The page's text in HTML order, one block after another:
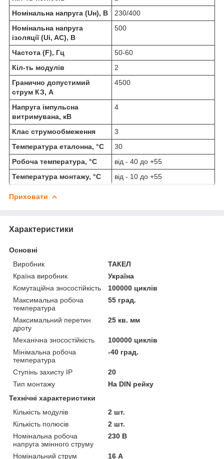
Номінальна напруга (Uн), В
230/400
Номінальна напруга
ізоляції (Ui, AC), В
500
Частота (F), Гц
50-60
Кіл-ть модулів
2
Гранично допустимий
струм КЗ, А
4500
Напруга імпульсна
витримувана, кВ
4
Клас струмообмеження
3
Температура еталонна, °C
30
Робоча температура, °C
від - 40 до +55
Температура монтажу, °C
від - 10 до +55
Приховати
Характеристики
Основні
Виробник
ТАКЕЛ
Країна виробник
Україна
Комутаційна зносостійкість
100000 циклів
Максимальна робоча
температура
55 град.
Максимальний перетин
дроту
25 кв. мм
Механічна зносостійкість
100000 циклів
Мінімальна робоча
температура
-40 град.
Ступінь захисту IP
20
Тип монтажу
На DIN рейку
Технічні характеристики
Кількість модулів
2 шт.
Кількість полюсів
2 шт.
Номінальна робоча
напруга змінного струму
230 В
Номінальний струм
16 А